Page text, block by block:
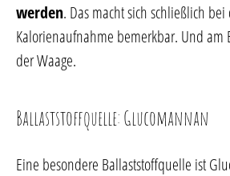
werden. Das macht sich schließlich
Kalorienaufnahme bemerkbar. Und am
der Waage.
Ballaststoffquelle: Glucomannan
Eine besondere Ballaststoffquelle ist